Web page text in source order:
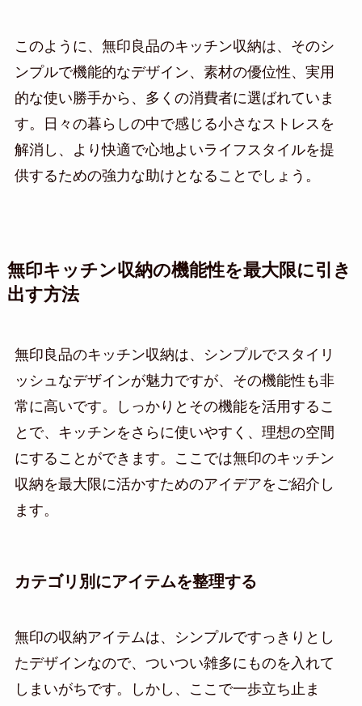
このように、無印良品のキッチン収納は、そのシ
ンプルで機能的なデザイン、素材の優位性、実用
的な使い勝手から、多くの消費者に選ばれていま
す。日々の暮らしの中で感じる小さなストレスを
解消し、より快適で心地よいライフスタイルを提
供するための強力な助けとなることでしょう。
無印キッチン収納の機能性を最大限に引き
出す方法
無印良品のキッチン収納は、シンプルでスタイリ
ッシュなデザインが魅力ですが、その機能性も非
常に高いです。しっかりとその機能を活用するこ
とで、キッチンをさらに使いやすく、理想の空間
にすることができます。ここでは無印のキッチン
収納を最大限に活かすためのアイデアをご紹介し
ます。
カテゴリ別にアイテムを整理する
無印の収納アイテムは、シンプルですっきりとし
たデザインなので、ついつい雑多にものを入れて
しまいがちです。しかし、ここで一歩立ち止ま